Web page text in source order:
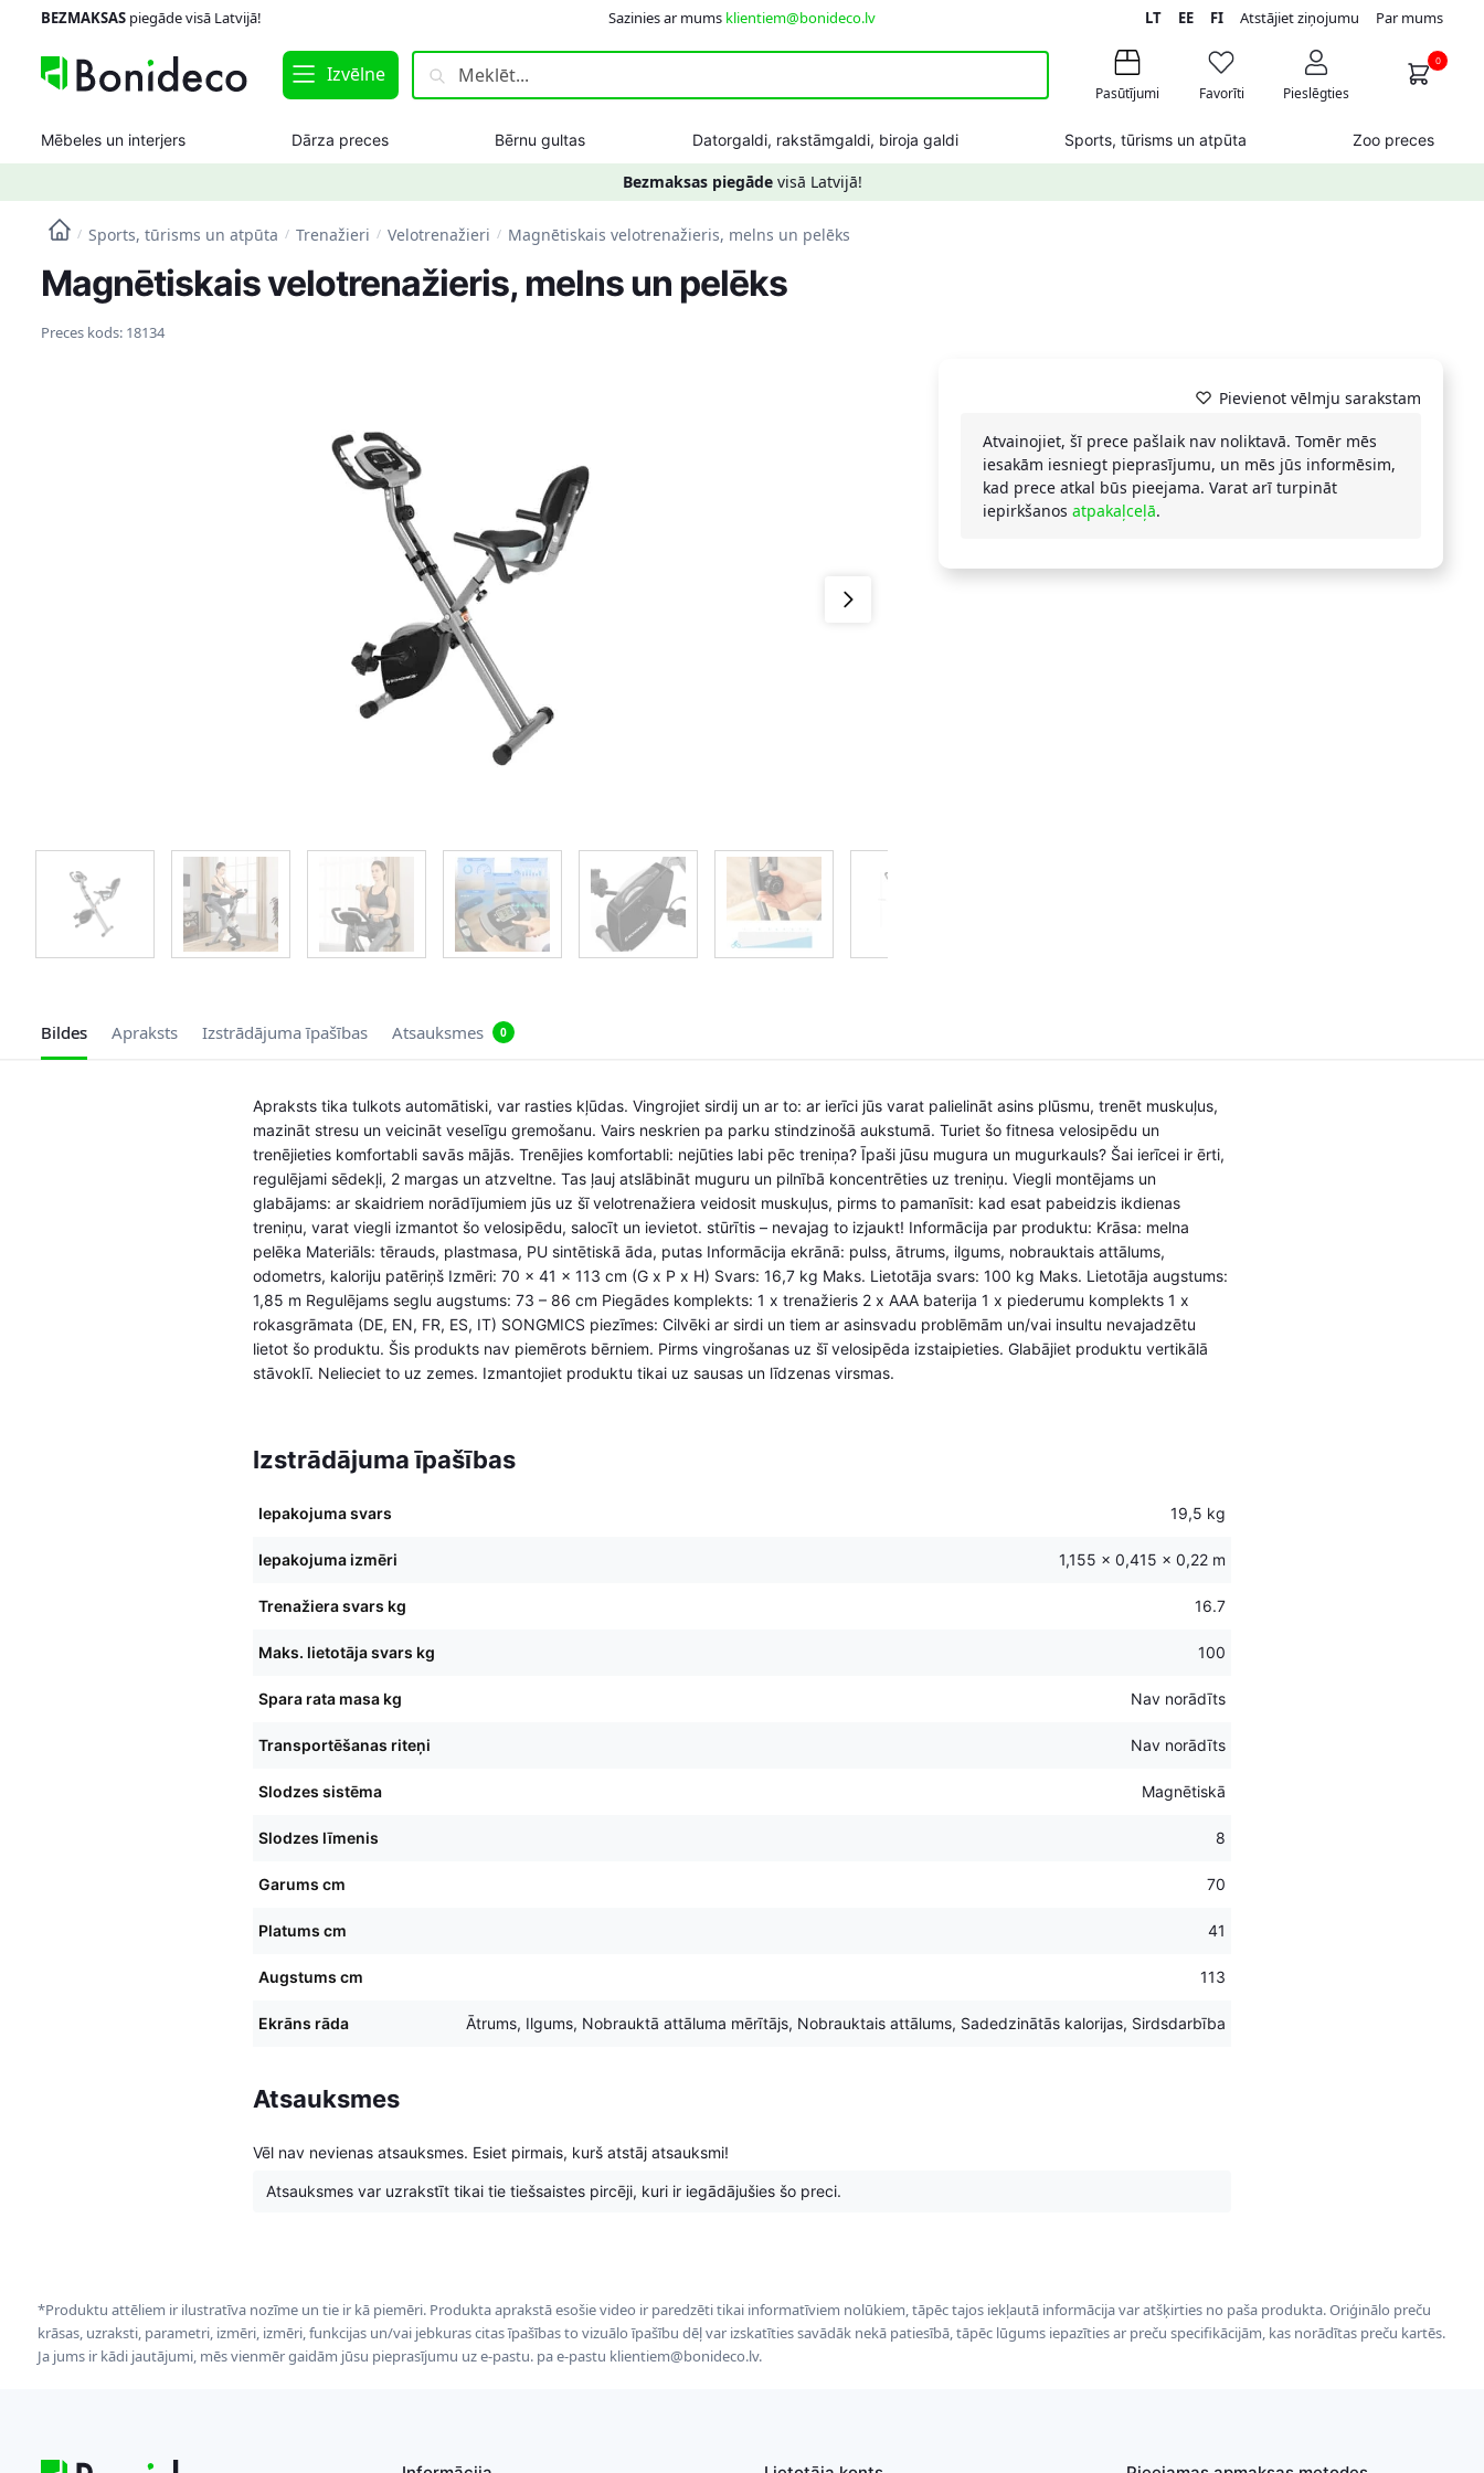
navigation
content
BEZMAKSASpiegāde visā Latvijā! Sazinies ar mums klientiem@bonideco.lv LT EE FIAtstājiet ziņojumu Par mums
Izvēlne
Meklēt:
Pasūtījumi Favorīti Pieslēgties
0
Mēbeles un interjers Dārza preces Bērnu gultas Datorgaldi, rakstāmgaldi, biroja galdi Sports, tūrisms un atpūta Zoo preces
Bezmaksas piegādevisā Latvijā!
/ Sports, tūrisms un atpūta / Trenažieri / Velotrenažieri / Magnētiskais velotrenažieris, melns un pelēks
Magnētiskais velotrenažieris, melns un pelēks
Preces kods: 18134
Pievienot vēlmju sarakstam
Atvainojiet, šī prece pašlaik nav noliktavā. Tomēr mēs
iesakām iesniegt pieprasījumu, un mēs jūs informēsim,
kad prece atkal būs pieejama. Varat arī turpināt
iepirkšanos atpakaļceļā.
Bildes Apraksts Izstrādājuma īpašības Atsauksmes 0
Apraksts tika tulkots automātiski, var rasties kļūdas. Vingrojiet sirdij un ar to: ar ierīci jūs varat palielināt asins plūsmu, trenēt muskuļus,
mazināt stresu un veicināt veselīgu gremošanu. Vairs neskrien pa parku stindzinošā aukstumā. Turiet šo fitnesa velosipēdu un
trenējieties komfortabli savās mājās. Trenējies komfortabli: nejūties labi pēc treniņa? Īpaši jūsu mugura un mugurkauls? Šai ierīcei ir ērti,
regulējami sēdekļi, 2 margas un atzveltne. Tas ļauj atslābināt muguru un pilnībā koncentrēties uz treniņu. Viegli montējams un
glabājams: ar skaidriem norādījumiem jūs uz šī velotrenažiera veidosit muskuļus, pirms to pamanīsit: kad esat pabeidzis ikdienas
treniņu, varat viegli izmantot šo velosipēdu, salocīt un ievietot. stūrītis – nevajag to izjaukt! Informācija par produktu: Krāsa: melna
pelēka Materiāls: tērauds, plastmasa, PU sintētiskā āda, putas Informācija ekrānā: pulss, ātrums, ilgums, nobrauktais attālums,
odometrs, kaloriju patēriņš Izmēri: 70 x 41 x 113 cm (G x P x H) Svars: 16,7 kg Maks. Lietotāja svars: 100 kg Maks. Lietotāja augstums:
1,85 m Regulējams seglu augstums: 73 – 86 cm Piegādes komplekts: 1 x trenažieris 2 x AAA baterija 1 x piederumu komplekts 1 x
rokasgrāmata (DE, EN, FR, ES, IT) SONGMICS piezīmes: Cilvēki ar sirdi un tiem ar asinsvadu problēmām un/vai insultu nevajadzētu
lietot šo produktu. Šis produkts nav piemērots bērniem. Pirms vingrošanas uz šī velosipēda izstaipieties. Glabājiet produktu vertikālā
stāvoklī. Nelieciet to uz zemes. Izmantojiet produktu tikai uz sausas un līdzenas virsmas.
Izstrādājuma īpašības
Iepakojuma svars 19,5 kg
Iepakojuma izmēri 1,155 × 0,415 × 0,22 m
Trenažiera svars kg 16.7
Maks. lietotāja svars kg 100
Spara rata masa kg Nav norādīts
Transportēšanas riteņi Nav norādīts
Slodzes sistēma Magnētiskā
Slodzes līmenis 8
Garums cm 70
Platums cm 41
Augstums cm 113
Ekrāns rāda Ātrums, Ilgums, Nobrauktā attāluma mērītājs, Nobrauktais attālums, Sadedzinātās kalorijas, Sirdsdarbība
Atsauksmes
Vēl nav nevienas atsauksmes. Esiet pirmais, kurš atstāj atsauksmi!
Atsauksmes var uzrakstīt tikai tie tiešsaistes pircēji, kuri ir iegādājušies šo preci.
*Produktu attēliem ir ilustratīva nozīme un tie ir kā piemēri. Produkta aprakstā esošie video ir paredzēti tikai informatīviem nolūkiem, tāpēc tajos iekļautā informācija var atšķirties no paša produkta. Oriģinālo preču
krāsas, uzraksti, parametri, izmēri, izmēri, funkcijas un/vai jebkuras citas īpašības to vizuālo īpašību dēļ var izskatīties savādāk nekā patiesībā, tāpēc lūgums iepazīties ar preču specifikācijām, kas norādītas preču kartēs.
Ja jums ir kādi jautājumi, mēs vienmēr gaidām jūsu pieprasījumu uz e-pastu. pa e-pastu klientiem@bonideco.lv.